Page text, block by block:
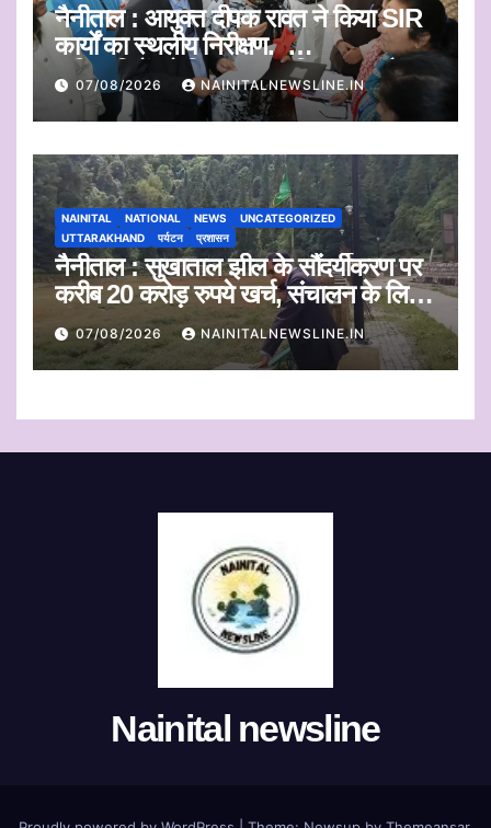
नैनीताल : आयुक्त दीपक रावत ने किया SIR
कार्यों का स्थलीय निरीक्षण.
अधिकारियों को दिए समयबद्ध निस्तारण और
पारदर्शिता के निर्देश
07/08/2026 NAINITALNEWSLINE.IN
NAINITAL NATIONAL NEWS
UNCATEGORIZED
UTTARAKHAND
पर्यटन प्रशासन
नैनीताल : सुखाताल झील के सौंदर्यीकरण पर
करीब 20 करोड़ रुपये खर्च, संचालन के लिए
संस्था का चयन जल्द
07/08/2026 NAINITALNEWSLINE.IN
Nainital newsline